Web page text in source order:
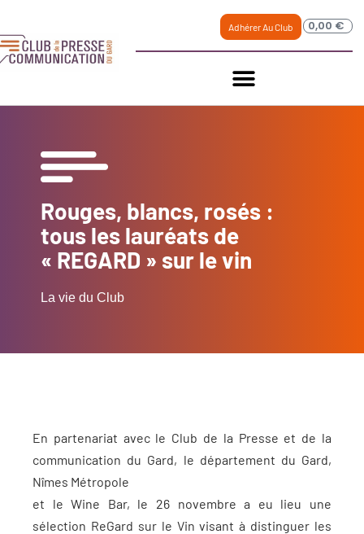
Adhérer Au Club 0,00 €
Rouges, blancs, rosés :
tous les lauréats de
« REGARD » sur le vin
La vie du Club
En partenariat avec le Club de la Presse et de la
communication du Gard, le département du Gard,
Nîmes Métropole
et le Wine Bar, le 26 novembre a eu lieu une
sélection ReGard sur le Vin visant à distinguer les